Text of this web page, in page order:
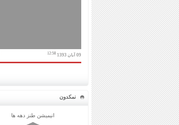
09 آبان 1393 12:58
نمکدون
انیمیشن طنز دهه ها